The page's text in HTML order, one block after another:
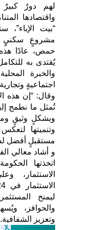
لهم دورٌ كبيرٌ
واقتصادها
“بيت الإباء”،
مشروعٍ سكنيٍ
حمص، عادًا هذه
يُقتدى به
والخبرة
اجتماعيةٍ
وقال: “إن هذه
تُمثل ما نطمح
وبشكلٍ وثيقٍ
وتنميتها لتعكس
مستقبلٍ أفضل
و أشاد معالي
اتخذتها
الاستثمار،
ليمنح
والحوافز،
وتعزيز الشفافية.